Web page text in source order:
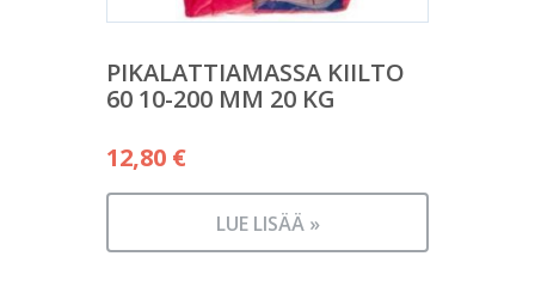
PIKALATTIAMASSA KIILTO
60 10-200 MM 20 KG
12,80 €
LUE LISÄÄ »